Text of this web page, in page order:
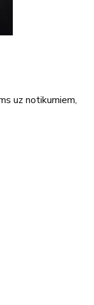
uz notikumiem,